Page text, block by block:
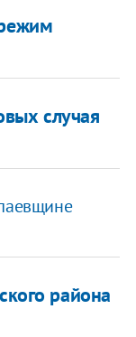
случая
района